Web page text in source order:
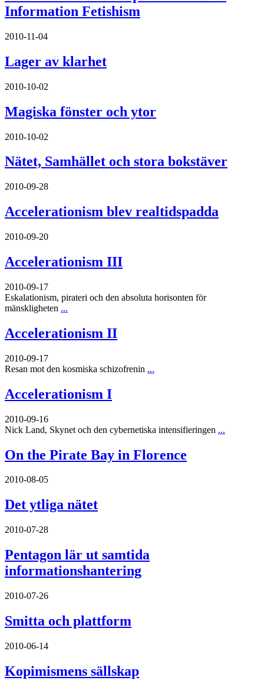
Information Fetishism
2010-11-04
Lager av klarhet
2010-10-02
Magiska fönster och ytor
2010-10-02
Nätet, Samhället och stora bokstäver
2010-09-28
Accelerationism blev realtidspadda
2010-09-20
Accelerationism III
2010-09-17
Eskalationism, pirateri och den absoluta horisonten för
mänskligheten ...
Accelerationism II
2010-09-17
Resan mot den kosmiska schizofrenin ...
Accelerationism I
2010-09-16
Nick Land, Skynet och den cybernetiska intensifieringen ...
On the Pirate Bay in Florence
2010-08-05
Det ytliga nätet
2010-07-28
Pentagon lär ut samtida
informationshantering
2010-07-26
Smitta och plattform
2010-06-14
Kopimismens sällskap